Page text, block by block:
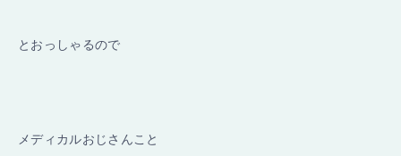
とおっしゃるので
メディカルおじさんこと